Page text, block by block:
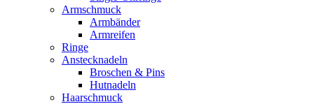
Armschmuck
Armbänder
Armreifen
Ringe
Anstecknadeln
Broschen & Pins
Hutnadeln
Haarschmuck